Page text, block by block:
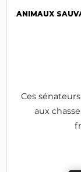
ANIMAUX
Ces
aux